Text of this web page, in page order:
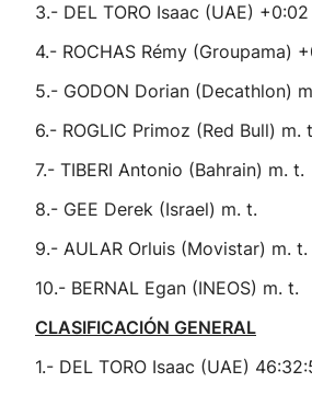
3.- DEL TORO Isaac (UAE) +0:02
4.- ROCHAS Rémy (Groupama)
5.- GODON Dorian (Decathlon)
6.- ROGLIC Primoz (Red Bull) m.
7.- TIBERI Antonio (Bahrain) m. t.
8.- GEE Derek (Israel) m. t.
9.- AULAR Orluis (Movistar) m. t.
10.- BERNAL Egan (INEOS) m. t.
CLASIFICACIÓN GENERAL
1.- DEL TORO Isaac (UAE)